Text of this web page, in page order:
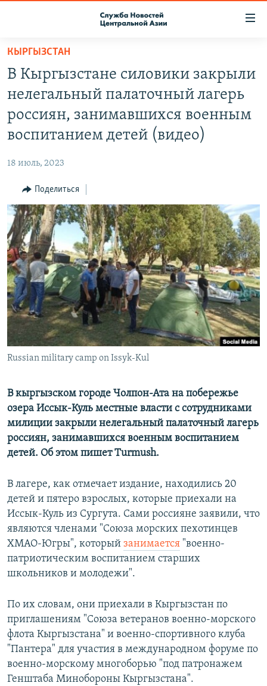
Вернуться
основному
содержанию
главной
Вернутся
поиску
ПОДПИСКА
МИГРАНТ МЕДИА
КЫРГЫЗСТАН
В Кыргызстане силовики закрыли
нелегальный палаточный лагерь
россиян, занимавшихся военным
воспитанием детей (видео)
18 июль, 2023
Поделиться
Russian military camp on Issyk-Kul
В кыргызском городе Чолпон-Ата на побережье
озера Иссык-Куль местные власти с сотрудниками
милиции закрыли нелегальный палаточный лагерь
россиян, занимавшихся военным воспитанием
детей. Об этом пишет Turmush.
В лагере, как отмечает издание, находились 20
детей и пятеро взрослых, которые приехали на
Иссык-Куль из Сургута. Сами россияне заявили, что
являются членами "Союза морских пехотинцев
ХМАО-Югры", который занимается "военно-
патриотическим воспитанием старших
школьников и молодежи".
По их словам, они приехали в Кыргызстан по
приглашениям "Союза ветеранов военно-морского
флота Кыргызстана" и военно-спортивного клуба
"Пантера" для участия в международном форуме по
военно-морскому многоборью "под патронажем
Генштаба Минобороны Кыргызстана".